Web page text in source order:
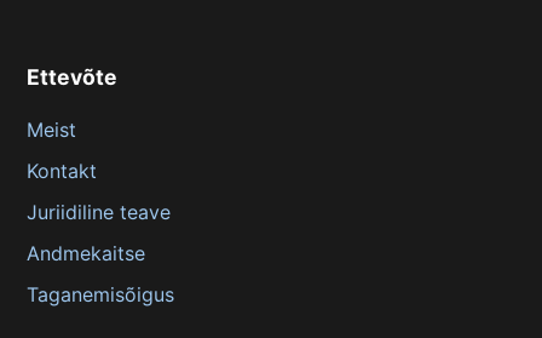
Ettevõte
Meist
Kontakt
Juriidiline teave
Andmekaitse
Taganemisõigus